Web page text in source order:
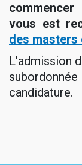
vous est
des masters
L’admission
candidature.